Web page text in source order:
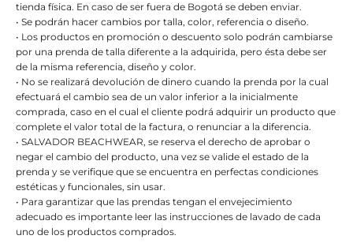
tienda física. En caso de ser fuera de Bogotá se deben enviar.
• Se podrán hacer cambios por talla, color, referencia o diseño.
• Los productos en promoción o descuento solo podrán cambiarse
por una prenda de talla diferente a la adquirida, pero ésta debe ser
de la misma referencia, diseño y color.
• No se realizará devolución de dinero cuando la prenda por la cual
efectuará el cambio sea de un valor inferior a la inicialmente
comprada, caso en el cual el cliente podrá adquirir un producto que
complete el valor total de la factura, o renunciar a la diferencia.
• SALVADOR BEACHWEAR, se reserva el derecho de aprobar o
negar el cambio del producto, una vez se valide el estado de la
prenda y se verifique que se encuentra en perfectas condiciones
estéticas y funcionales, sin usar.
• Para garantizar que las prendas tengan el envejecimiento
adecuado es importante leer las instrucciones de lavado de cada
uno de los productos comprados.